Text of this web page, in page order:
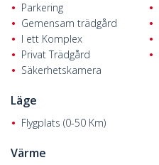
Parkering
Gemensam trädgård
I ett Komplex
Privat Trädgård
Säkerhetskamera
Läge
Flygplats (0-50 Km)
Värme